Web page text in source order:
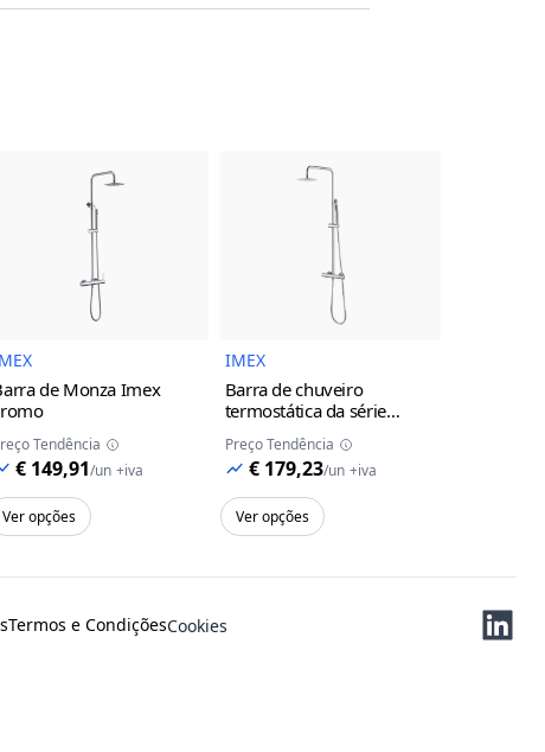
Imagem do Produto
de Monza Imex
Tendência
€ 149,91/un +iva
Ver opções
Imagem do Produto
IMEX
Barra de chuveiro
termostática da série
Monza Imex
Preço Tendência
€ 179,23/un +iva
Ver opções
Termos e CondiçõesCookies